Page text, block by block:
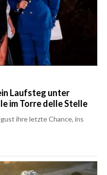
Laufsteg unter
im Torre delle Stelle
ihre letzte Chance, ins